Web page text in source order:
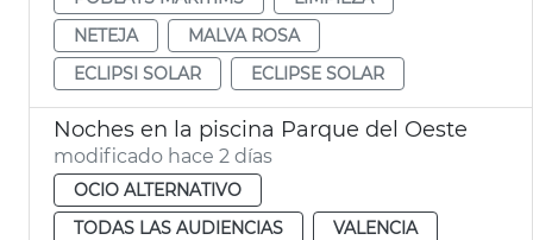
NETEJA
MALVA ROSA
ECLIPSI SOLAR
ECLIPSE SOLAR
Noches en la piscina Parque del Oeste
modificado hace 2 días
OCIO ALTERNATIVO
TODAS LAS AUDIENCIAS
VALENCIA